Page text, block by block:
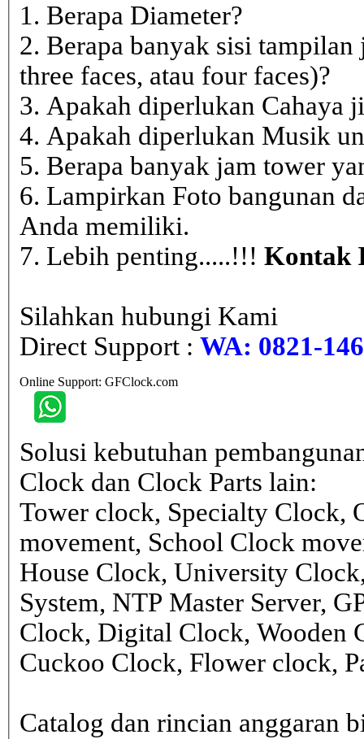
1. Berapa Diameter?
2. Berapa banyak sisi
three faces, atau four faces)?
3. Apakah diperlukan Cahaya
4. Apakah diperlukan Musik
5. Berapa banyak jam tower
6. Lampirkan Foto bangunan
Anda memiliki.
7. Lebih penting.....!!! Kontak
Silahkan hubungi Kami
Direct Support : WA: 0821-
Online Support: GFClock.com
Solusi kebutuhan
Clock dan Clock Parts lain:
Tower clock, Specialty Clock,
movement, School Clock
House Clock, University
System, NTP Master Server,
Clock, Digital Clock, Wooden
Cuckoo Clock, Flower clock,
Catalog dan rincian anggaran